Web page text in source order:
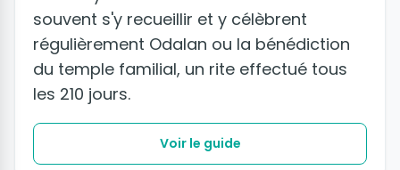
souvent s'y recueillir et y célèbrent
régulièrement Odalan ou la bénédiction
du temple familial, un rite effectué tous
les 210 jours.
Voir le guide